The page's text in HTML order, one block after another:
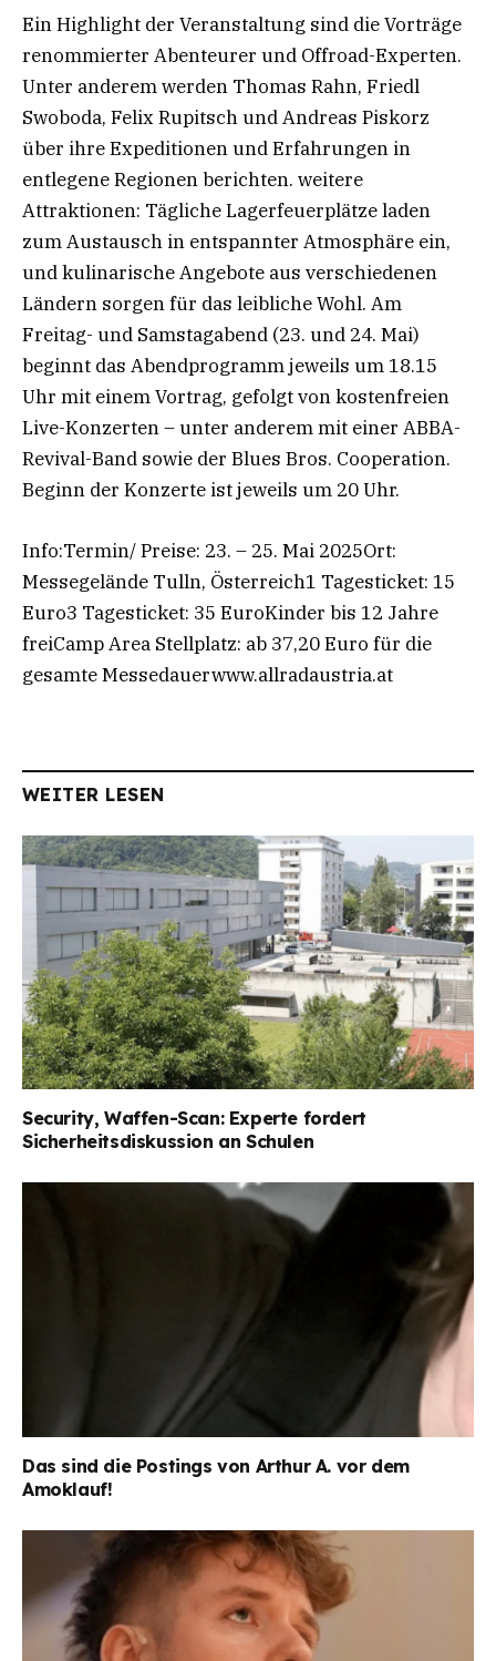
Ein Highlight der Veranstaltung sind die Vorträge
renommierter Abenteurer und Offroad-Experten.
Unter anderem werden Thomas Rahn, Friedl
Swoboda, Felix Rupitsch und Andreas Piskorz
über ihre Expeditionen und Erfahrungen in
entlegene Regionen berichten. weitere
Attraktionen: Tägliche Lagerfeuerplätze laden
zum Austausch in entspannter Atmosphäre ein,
und kulinarische Angebote aus verschiedenen
Ländern sorgen für das leibliche Wohl. Am
Freitag- und Samstagabend (23. und 24. Mai)
beginnt das Abendprogramm jeweils um 18.15
Uhr mit einem Vortrag, gefolgt von kostenfreien
Live-Konzerten – unter anderem mit einer ABBA-
Revival-Band sowie der Blues Bros. Cooperation.
Beginn der Konzerte ist jeweils um 20 Uhr.
Info:Termin/ Preise: 23. – 25. Mai 2025Ort:
Messegelände Tulln, Österreich1 Tagesticket: 15
Euro3 Tagesticket: 35 EuroKinder bis 12 Jahre
freiCamp Area Stellplatz: ab 37,20 Euro für die
gesamte Messedauerwww.allradaustria.at
WEITER LESEN
Security, Waffen-Scan: Experte fordert
Sicherheitsdiskussion an Schulen
Das sind die Postings von Arthur A. vor dem
Amoklauf!